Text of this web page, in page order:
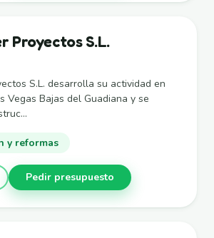
Proyectos S.L.
S.L. desarrolla su actividad en
Vegas Bajas del Guadiana y se
y reformas
Pedir presupuesto